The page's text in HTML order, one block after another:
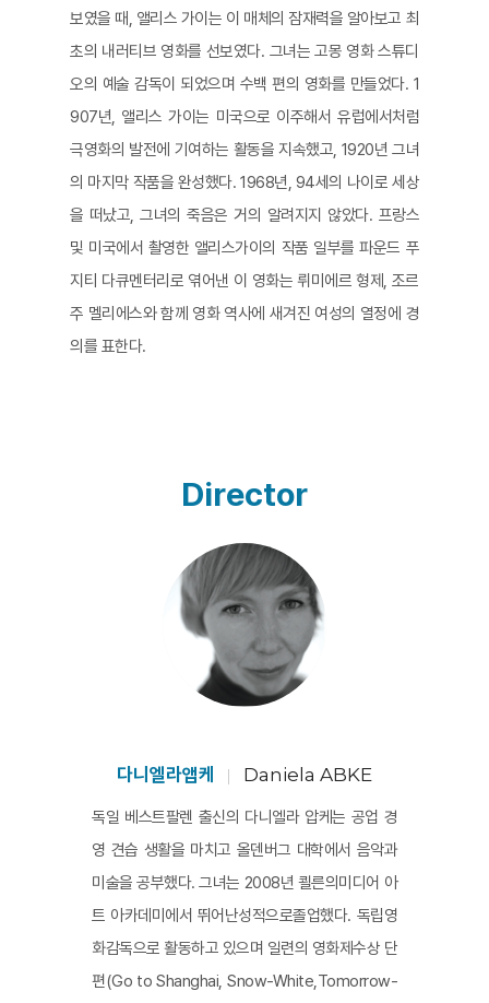
보였을 때, 앨리스 가이는 이 매체의 잠재력을 알아보고 최
초의 내러티브 영화를 선보였다. 그녀는 고몽 영화 스튜디
오의 예술 감독이 되었으며 수백 편의 영화를 만들었다. 1
907년, 앨리스 가이는 미국으로 이주해서 유럽에서처럼
극영화의 발전에 기여하는 활동을 지속했고, 1920년 그녀
의 마지막 작품을 완성했다. 1968년, 94세의 나이로 세상
을 떠났고, 그녀의 죽음은 거의 알려지지 않았다. 프랑스
및 미국에서 촬영한 앨리스가이의 작품 일부를 파운드 푸
지티 다큐멘터리로 엮어낸 이 영화는 뤼미에르 형제, 조르
주 멜리에스와 함께 영화 역사에 새겨진 여성의 열정에 경
의를 표한다.
Director
다니엘라앱케 Daniela ABKE
독일 베스트팔렌 출신의 다니엘라 압케는 공업 경
영 견습 생활을 마치고 올덴버그 대학에서 음악과
미술을 공부했다. 그녀는 2008년 쾰른의미디어 아
트 아카데미에서 뛰어난성적으로졸업했다. 독립영
화감독으로 활동하고 있으며 일련의 영화제수상 단
편(Go to Shanghai, Snow-White,Tomorrow-